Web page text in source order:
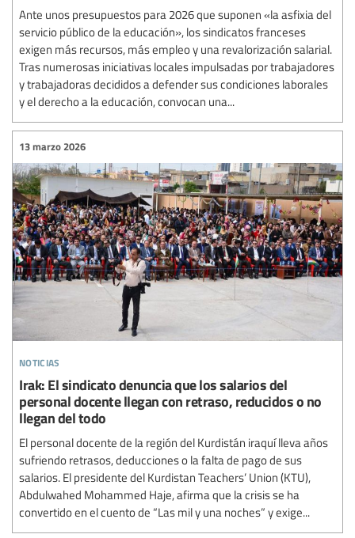
Ante unos presupuestos para 2026 que suponen «la asfixia del
servicio público de la educación», los sindicatos franceses
exigen más recursos, más empleo y una revalorización salarial.
Tras numerosas iniciativas locales impulsadas por trabajadores
y trabajadoras decididos a defender sus condiciones laborales
y el derecho a la educación, convocan una...
noticias
13 marzo 2026
Irak: El sindicato denuncia que los salarios del
personal docente llegan con retraso, reducidos o no
llegan del todo
El personal docente de la región del Kurdistán iraquí lleva años
sufriendo retrasos, deducciones o la falta de pago de sus
salarios. El presidente del Kurdistan Teachers’ Union (KTU),
Abdulwahed Mohammed Haje, afirma que la crisis se ha
convertido en el cuento de “Las mil y una noches” y exige...